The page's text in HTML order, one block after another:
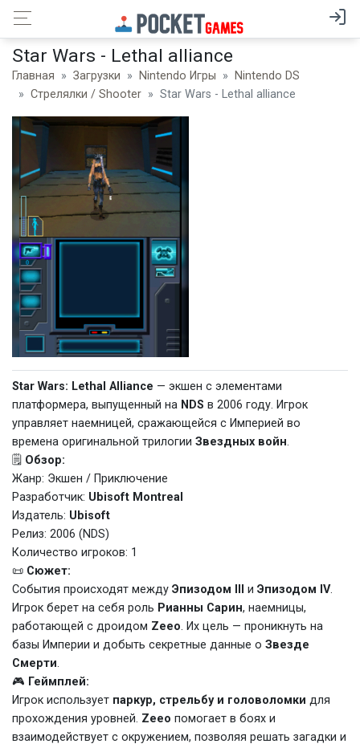
Star Wars - Lethal alliance
Главная Загрузки Nintendo Игры
Nintendo DS
Стрелялки / Shooter
Star Wars - Lethal alliance
Star Wars: Lethal Alliance — экшен с элементами
платформера, выпущенный на NDS в 2006 году. Игрок
управляет наемницей, сражающейся с Империей во
времена оригинальной трилогии Звездных войн.
🗒️ Обзор:
Жанр: Экшен / Приключение
Разработчик: Ubisoft Montreal
Издатель: Ubisoft
Релиз: 2006 (NDS)
Количество игроков: 1
📜 Сюжет:
События происходят между Эпизодом III и Эпизодом IV.
Игрок берет на себя роль Рианны Сарин, наемницы,
работающей с дроидом Zeeo. Их цель — проникнуть на
базы Империи и добыть секретные данные о Звезде
Смерти.
🎮 Геймплей:
Игрок использует паркур, стрельбу и головоломки для
прохождения уровней. Zeeo помогает в боях и
взаимодействует с окружением, позволяя решать загадки и